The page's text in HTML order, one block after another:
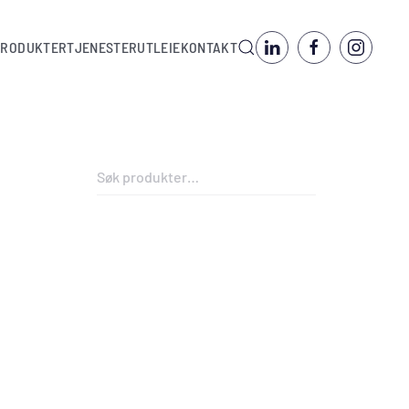
TJENESTERUTLEIEKONTAKT
Søk